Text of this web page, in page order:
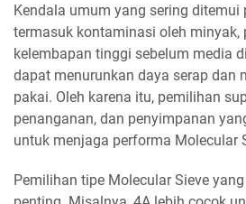
Kendala umum yang sering ditemui
termasuk kontaminasi oleh minyak,
kelembapan tinggi sebelum media
dapat menurunkan daya serap dan
pakai. Oleh karena itu, pemilihan
penanganan, dan penyimpanan
untuk menjaga performa Molecular
Pemilihan tipe Molecular Sieve